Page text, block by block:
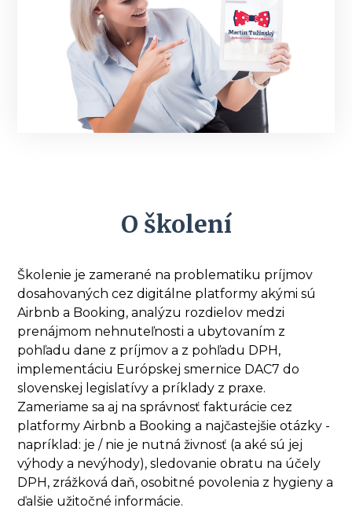
O školení
Školenie je zamerané na problematiku príjmov
dosahovaných cez digitálne platformy akými sú
Airbnb a Booking, analýzu rozdielov medzi
prenájmom nehnuteľnosti a ubytovaním z
pohľadu dane z príjmov a z pohľadu DPH,
implementáciu Európskej smernice DAC7 do
slovenskej legislatívy a príklady z praxe.
Zameriame sa aj na správnosť fakturácie cez
platformy Airbnb a Booking a najčastejšie otázky -
napríklad: je / nie je nutná živnosť (a aké sú jej
výhody a nevýhody), sledovanie obratu na účely
DPH, zrážková daň, osobitné povolenia z hygieny a
ďalšie užitočné informácie.